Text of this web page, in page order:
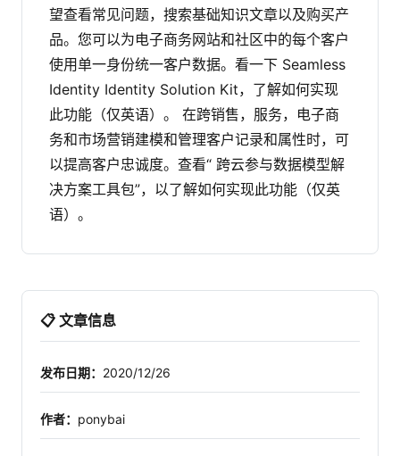
望查看常见问题，搜索基础知识文章以及购买产
品。您可以为电子商务网站和社区中的每个客户
使用单一身份统一客户数据。看一下 Seamless
Identity Identity Solution Kit，了解如何实现
此功能（仅英语）。
在跨销售，服务，电子商
务和市场营销建模和管理客户记录和属性时，可
以提高客户忠诚度。查看“ 跨云参与数据模型解
决方案工具包”， 以了解如何实现此功能（仅英
语）。
📋 文章信息
发布日期： 2020/12/26
作者： ponybai